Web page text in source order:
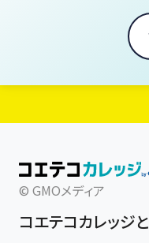
ヴィー
© GMOメディア
コエテコカレッジ